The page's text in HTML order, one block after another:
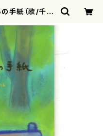
手紙（歌/千秋